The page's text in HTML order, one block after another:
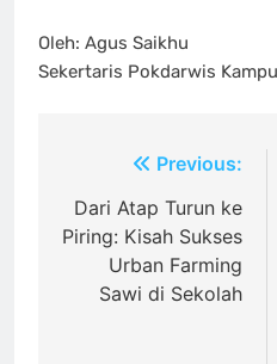
Oleh: Agus Saikhu
Sekertaris Pokdarwis
Navigasi
pos
Previous:
Dari Atap Turun ke
Piring: Kisah Sukses
Urban Farming
Sawi di Sekolah